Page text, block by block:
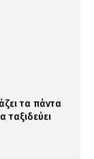
τα πάντα
ταξιδεύει